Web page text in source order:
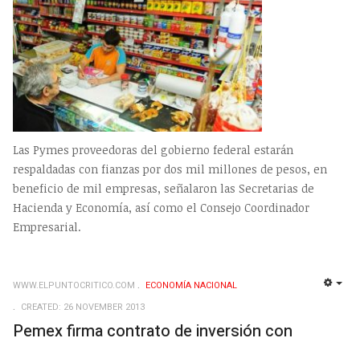
Las Pymes proveedoras del gobierno federal estarán
respaldadas con fianzas por dos mil millones de pesos, en
beneficio de mil empresas, señalaron las Secretarias de
Hacienda y Economía, así como el Consejo Coordinador
Empresarial.
WWW.ELPUNTOCRITICO.COM
ECONOMÍ­A NACIONAL
CREATED: 26 NOVEMBER 2013
Pemex firma contrato de inversión con